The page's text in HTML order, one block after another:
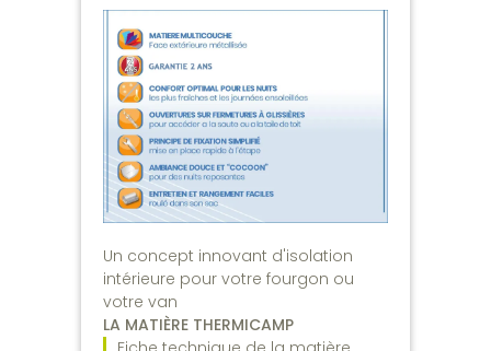
Un concept innovant d'isolation
intérieure pour votre fourgon ou
votre van
LA MATIÈRE THERMICAMP